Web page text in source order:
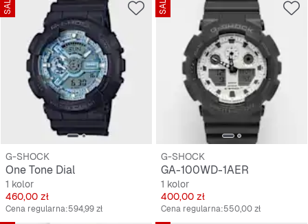
SALE
G-SHOCK
One Tone Dial
1 kolor
Cena
460,00 zł
Cena regularna:594,99 zł
SALE
G-SHOCK
GA-100WD-1AER
1 kolor
Cena
400,00 zł
Cena regularna:550,00 zł